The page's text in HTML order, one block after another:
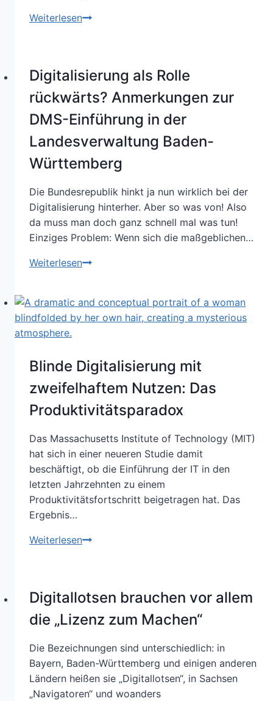
WeiterlesenDie
ein
Hauptgrund
stockende
E-
Akten-
Projekte!
Digitalisierung als Rolle
rückwärts? Anmerkungen zur
DMS-Einführung in der
Landesverwaltung Baden-
Württemberg
Die Bundesrepublik hinkt ja nun wirklich bei der
Digitalisierung hinterher. Aber so was von! Also
da muss man doch ganz schnell mal was tun!
Einziges Problem: Wenn sich die maßgeblichen…
WeiterlesenDigitalisierung
rückwärts?
Anmerkungen
Einführung
in
Landesverwaltung
Württemberg
Blinde Digitalisierung mit
zweifelhaftem Nutzen: Das
Produktivitätsparadox
Das Massachusetts Institute of Technology (MIT)
hat sich in einer neueren Studie damit
beschäftigt, ob die Einführung der IT in den
letzten Jahrzehnten zu einem
Produktivitätsfortschritt beigetragen hat. Das
Ergebnis…
WeiterlesenBlinde
Nutzen:
Das
Digitallotsen brauchen vor allem
die „Lizenz zum Machen“
Die Bezeichnungen sind unterschiedlich: in
Bayern, Baden-Württemberg und einigen anderen
Ländern heißen sie „Digitallotsen“, in Sachsen
„Navigatoren“ und woanders